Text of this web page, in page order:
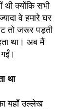
थी क्योंकि सभी
वे हमारे घर
तो जरूर पड़ती
था। अब मैं
था
यहाँ उल्लेख